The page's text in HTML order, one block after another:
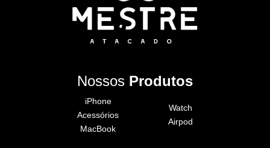
Nossos Produtos
iPhone
Acessórios
MacBook
Watch
Airpod